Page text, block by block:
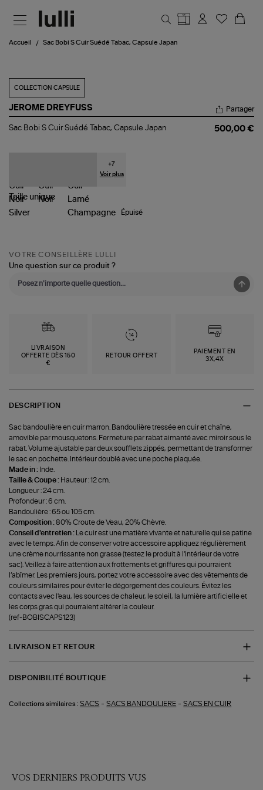
Accueil Sac Bobi S Cuir Suédé Tabac, Capsule Japan
COLLECTION CAPSULE
JEROME DREYFUSS
Sac
Japan
Partager
Sac Bobi S Cuir Suédé Tabac, Capsule Japan 500,00 €
+7
Voir plus
Taille unique
Épuisé
VOTRE CONSEILLÈRE LULLI
Une question sur ce produit ?
LIVRAISON
OFFERTE DÈS 150
€
RETOUR OFFERT
PAIEMENT EN
3X,4X
DESCRIPTION
Sac bandoulière en cuir marron. Bandoulière tressée en cuir et chaîne,
amovible par mousquetons. Fermeture par rabat aimanté avec miroir sous le
rabat. Volume ajustable par deux soufflets zippés, permettant de transformer
le sac en pochette. Intérieur doublé avec une poche plaquée.
Made in : Inde.
Taille & Coupe : Hauteur : 12 cm.
Longueur : 24 cm.
Profondeur : 6 cm.
Bandoulière : 65 ou 105 cm.
Composition :80% Croute de Veau, 20% Chèvre.
Conseil d'entretien :
Le cuir est une matière vivante et naturelle qui se patine
avec le temps. Afin de conserver votre accessoire appliquez régulièrement
une crème nourrissante non grasse (testez le produit à l'intérieur de votre
sac). Veillez à faire attention aux frottements et griffures qui pourraient
l’abîmer. Les premiers jours, portez votre accessoire avec des vêtements de
couleurs similaires pour éviter le dégorgement des couleurs. Évitez les
contacts avec l'eau, les sources de chaleur, le soleil, la lumière artificielle et
les corps gras qui pourraient altérer la couleur.
(ref-BOBISCAPS123)
LIVRAISON ET RETOUR
DISPONIBILITÉ BOUTIQUE
Collections similaires : SACS -SACS BANDOULIERE -SACS EN CUIR
VOS DERNIERS PRODUITS VUS